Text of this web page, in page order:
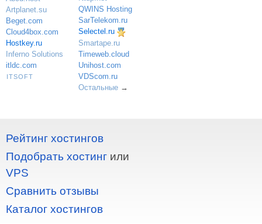
Artplanet.su
Beget.com
Cloud4box.com
Hostkey.ru
Inferno Solutions
itldc.com
ITSOFT
QWINS Hosting
SarTelekom.ru
Selectel.ru
Smartape.ru
Timeweb.cloud
Unihost.com
VDScom.ru
Остальные→
Рейтинг хостингов
Подобрать хостинг или
VPS
Сравнить отзывы
Каталог хостингов